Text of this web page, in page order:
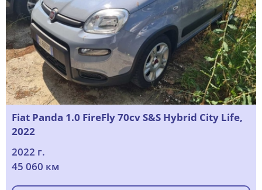
Fiat Panda 1.0 FireFly 70cv S&S Hybrid City Life,
2022
2022 г.
45 060 км